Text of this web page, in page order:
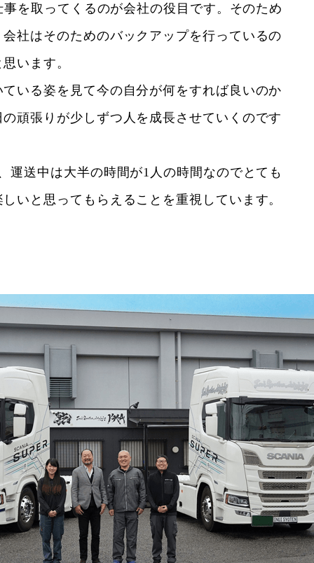
を取ってくるのが会社の役目です。そのため
社はそのためのバックアップを行っているの
います。
いる姿を見て今の自分が何をすれば良いのか
頑張りが少しずつ人を成長させていくのです
運送中は大半の時間が1人の時間なのでとても
いと思ってもらえることを重視しています。